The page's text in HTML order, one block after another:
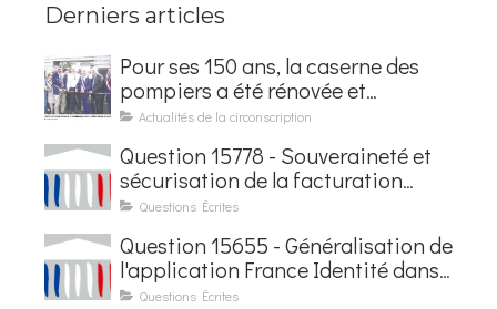
Derniers articles
Pour ses 150 ans, la caserne des
pompiers a été rénovée et
baptisée au nom d'Hubert
Actualités de la circonscription
Question 15778 - Souveraineté et
sécurisation de la facturation
électronique
Questions Écrites
Question 15655 - Généralisation de
l'application France Identité dans
les contrôles du quotidien
Questions Écrites